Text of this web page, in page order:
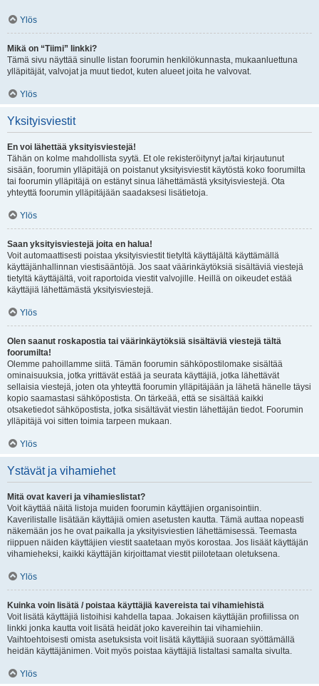
Ylös
Mikä on “Tiimi” linkki?
Tämä sivu näyttää sinulle listan foorumin henkilökunnasta, mukaanluettuna
ylläpitäjät, valvojat ja muut tiedot, kuten alueet joita he valvovat.
Ylös
Yksityisviestit
En voi lähettää yksityisviestejä!
Tähän on kolme mahdollista syytä. Et ole rekisteröitynyt ja/tai kirjautunut
sisään, foorumin ylläpitäjä on poistanut yksityisviestit käytöstä koko foorumilta
tai foorumin ylläpitäjä on estänyt sinua lähettämästä yksityisviestejä. Ota
yhteyttä foorumin ylläpitäjään saadaksesi lisätietoja.
Ylös
Saan yksityisviestejä joita en halua!
Voit automaattisesti poistaa yksityisviestit tietyltä käyttäjältä käyttämällä
käyttäjänhallinnan viestisääntöjä. Jos saat väärinkäytöksiä sisältäviä viestejä
tietyltä käyttäjältä, voit raportoida viestit valvojille. Heillä on oikeudet estää
käyttäjiä lähettämästä yksityisviestejä.
Ylös
Olen saanut roskapostia tai väärinkäytöksiä sisältäviä viestejä tältä
foorumilta!
Olemme pahoillamme siitä. Tämän foorumin sähköpostilomake sisältää
ominaisuuksia, jotka yrittävät estää ja seurata käyttäjiä, jotka lähettävät
sellaisia viestejä, joten ota yhteyttä foorumin ylläpitäjään ja lähetä hänelle täysi
kopio saamastasi sähköpostista. On tärkeää, että se sisältää kaikki
otsaketiedot sähköpostista, jotka sisältävät viestin lähettäjän tiedot. Foorumin
ylläpitäjä voi sitten toimia tarpeen mukaan.
Ylös
Ystävät ja vihamiehet
Mitä ovat kaveri ja vihamieslistat?
Voit käyttää näitä listoja muiden foorumin käyttäjien organisointiin.
Kaverilistalle lisätään käyttäjiä omien asetusten kautta. Tämä auttaa nopeasti
näkemään jos he ovat paikalla ja yksityisviestien lähettämisessä. Teemasta
riippuen näiden käyttäjien viestit saatetaan myös korostaa. Jos lisäät käyttäjän
vihamieheksi, kaikki käyttäjän kirjoittamat viestit piilotetaan oletuksena.
Ylös
Kuinka voin lisätä / poistaa käyttäjiä kavereista tai vihamiehistä
Voit lisätä käyttäjiä listoihisi kahdella tapaa. Jokaisen käyttäjän profiilissa on
linkki jonka kautta voit lisätä heidät joko kavereihin tai vihamiehiin.
Vaihtoehtoisesti omista asetuksista voit lisätä käyttäjiä suoraan syöttämällä
heidän käyttäjänimen. Voit myös poistaa käyttäjiä listaltasi samalta sivulta.
Ylös